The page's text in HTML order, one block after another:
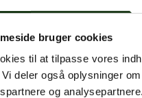
bruger cookies
til at tilpasse vores
deler også oplysninger
og